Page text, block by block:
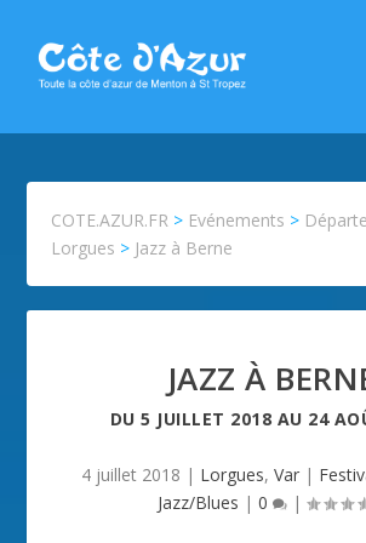
COTE.AZUR.FR > Evénements >
Lorgues > Jazz à Berne
JAZZ À
DU5 JUILLET 2018 AU 24
4 juillet 2018 | Lorgues, Var|
Jazz/Blues | 0 |